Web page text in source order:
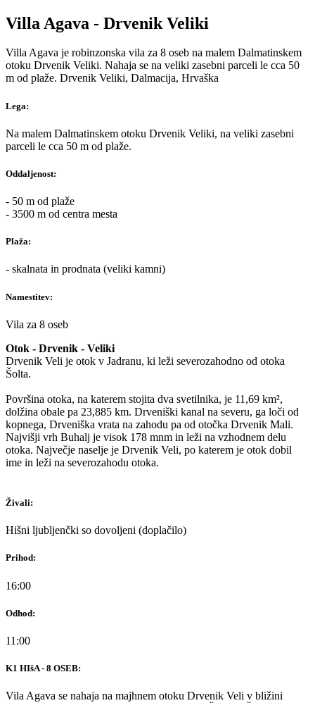
Villa Agava - Drvenik Veliki
Villa Agava je robinzonska vila za 8 oseb na malem Dalmatinskem
otoku Drvenik Veliki. Nahaja se na veliki zasebni parceli le cca 50
m od plaže. Drvenik Veliki, Dalmacija, Hrvaška
Lega:
Na malem Dalmatinskem otoku Drvenik Veliki, na veliki zasebni
parceli le cca 50 m od plaže.
Oddaljenost:
- 50 m od plaže
- 3500 m od centra mesta
Plaža:
- skalnata in prodnata (veliki kamni)
Namestitev:
Vila za 8 oseb
Otok - Drvenik - Veliki
Drvenik Veli je otok v Jadranu, ki leži severozahodno od otoka
Šolta.
Površina otoka, na katerem stojita dva svetilnika, je 11,69 km²,
dolžina obale pa 23,885 km. Drveniški kanal na severu, ga loči od
kopnega, Drveniška vrata na zahodu pa od otočka Drvenik Mali.
Najvišji vrh Buhalj je visok 178 mnm in leži na vzhodnem delu
otoka. Največje naselje je Drvenik Veli, po katerem je otok dobil
ime in leži na severozahodu otoka.
Živali:
Hišni ljubljenčki so dovoljeni (doplačilo)
Prihod:
16:00
Odhod:
11:00
K1 HIšA - 8 OSEB:
Vila Agava se nahaja na majhnem otoku Drvenik Veli v bližini